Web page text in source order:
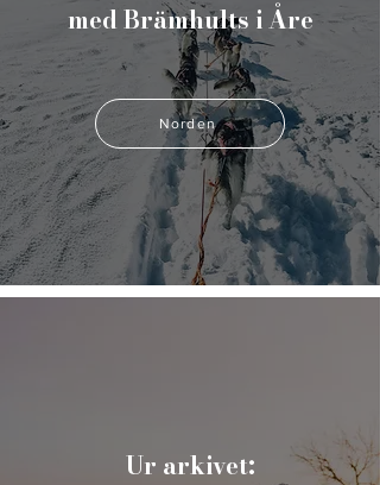
med Brämhults i Åre
Norden
Ur arkivet: